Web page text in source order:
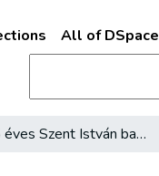
All of DSpace
A 75 éves Szent István bazilika